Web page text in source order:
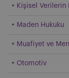
Kişisel Verilerin
Maden Hukuku
Muafiyet ve
Otomotiv